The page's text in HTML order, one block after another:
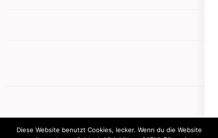
Diese Website benutzt Cookies, lecker. Wenn du die Website